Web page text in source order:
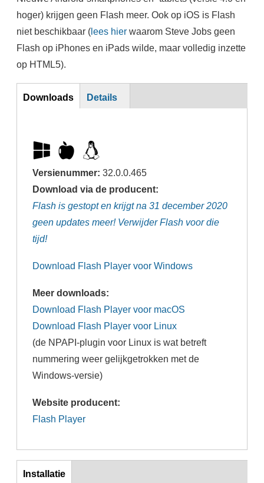
hoger) krijgen geen Flash meer. Ook op iOS is Flash
niet beschikbaar (lees hierwaarom Steve Jobs geen
Flash op iPhones en iPads wilde, maar volledig inzette
op HTML5).
DL
Downloads Details
Versienummer:32.0.0.465
Download via de producent:
Flash is gestopt en krijgt na 31 december 2020
geen updates meer! Verwijder Flash voor die
tijd!
Download Flash Player voor Windows
Meer downloads:
Download Flash Player voor macOS
Download Flash Player voor Linux
(de NPAPI-plugin voor Linux is wat betreft
nummering weer gelijkgetrokken met de
Windows-versie)
Website producent:
Flash Player
Inst
Installatie